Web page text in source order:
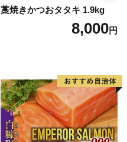
藁焼きかつおタタキ 1.9kg
8,000円